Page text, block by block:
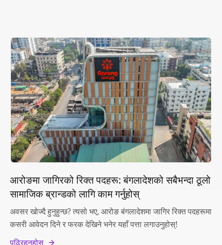
आरोङमा जागिरको रिक्त पदहरू: बंगलादेशको सबैभन्दा ठूलो
सामाजिक ब्रान्डको लागि काम गर्नुहोस्
अवसर खोज्दै हुनुहुन्छ? त्यसो भए, आरोङ बंगलादेशमा जागिर रिक्त पदहरूमा
कसरी आवेदन दिने र फरक देखिने भनेर यहाँ पत्ता लगाउनुहोस्!
पढिरहनुहोस्